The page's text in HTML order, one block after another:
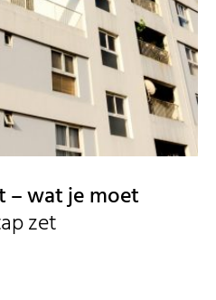
– wat je moet
zet